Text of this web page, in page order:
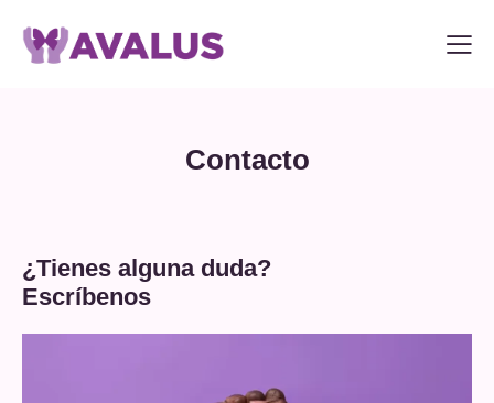
Contacto
¿Tienes alguna duda?
Escríbenos